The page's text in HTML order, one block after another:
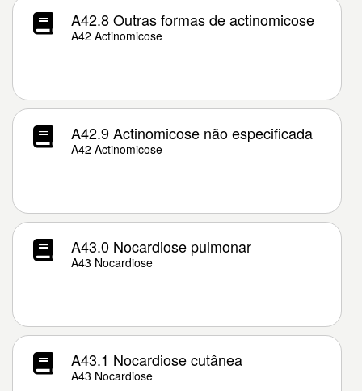
A42.8 Outras formas de actinomicose
A42 Actinomicose
A42.9 Actinomicose não especificada
A42 Actinomicose
A43.0 Nocardiose pulmonar
A43 Nocardiose
A43.1 Nocardiose cutânea
A43 Nocardiose